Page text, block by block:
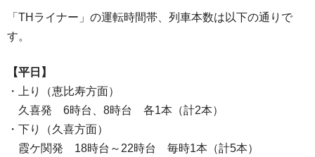
「THライナー」の運転時間帯、列車本数は以下の通りで
す。
【平日】
・上り（恵比寿方面）
久喜発 6時台、8時台 各1本（計2本）
・下り（久喜方面）
霞ケ関発 18時台～22時台 毎時1本（計5本）